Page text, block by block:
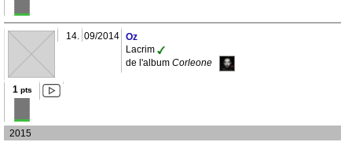
14. 09/2014 Oz
Lacrim
de l'album Corleone
1 pts
2015